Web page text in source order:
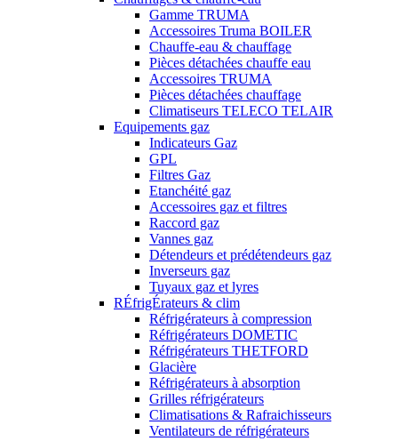
Gamme TRUMA
Accessoires Truma BOILER
Chauffe-eau & chauffage
Pièces détachées chauffe eau
Accessoires TRUMA
Pièces détachées chauffage
Climatiseurs TELECO TELAIR
Equipements gaz
Indicateurs Gaz
GPL
Filtres Gaz
Etanchéité gaz
Accessoires gaz et filtres
Raccord gaz
Vannes gaz
Détendeurs et prédétendeurs gaz
Inverseurs gaz
Tuyaux gaz et lyres
RÉfrigÉrateurs & clim
Réfrigérateurs à compression
Réfrigérateurs DOMETIC
Réfrigérateurs THETFORD
Glacière
Réfrigérateurs à absorption
Grilles réfrigérateurs
Climatisations & Rafraichisseurs
Ventilateurs de réfrigérateurs